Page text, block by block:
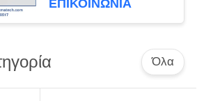
ΕΠΙΚΟΙΝΩΝΊΑ
Όλα